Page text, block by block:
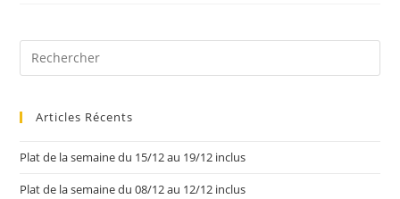
Articles Récents
Plat de la semaine du 15/12 au 19/12 inclus
Plat de la semaine du 08/12 au 12/12 inclus